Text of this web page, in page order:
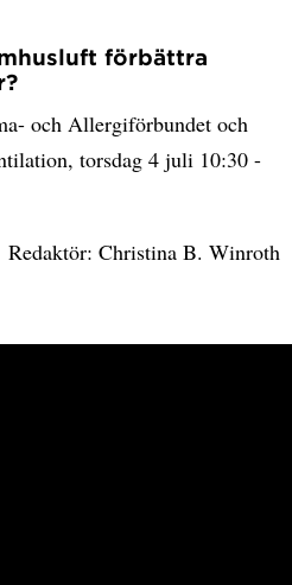
förbättra
och Allergiförbundet och
torsdag 4 juli 10:30 -
Redaktör: Christina B. Winroth